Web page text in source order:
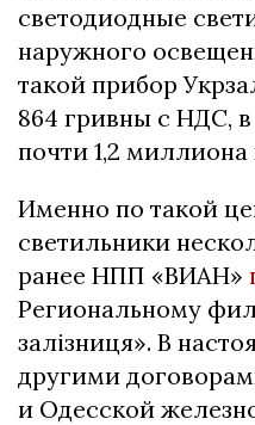
светодиодные
наружного
такой прибор
864 гривны с НДС,
почти 1,2 миллиона
Именно по такой
светильники
ранее НПП «ВИАН»
Региональному
залізниця». В
другими
и Одесской